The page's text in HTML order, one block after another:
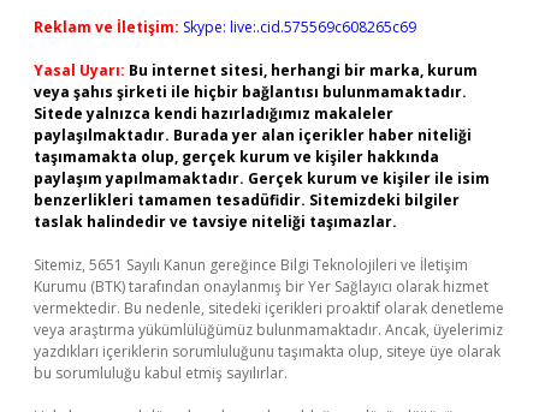
Reklam ve İletişim: Skype: live:.cid.575569c608265c69
Yasal Uyarı: Bu internet sitesi, herhangi bir marka, kurum
veya şahıs şirketi ile hiçbir bağlantısı bulunmamaktadır.
Sitede yalnızca kendi hazırladığımız makaleler
paylaşılmaktadır. Burada yer alan içerikler haber niteliği
taşımamakta olup, gerçek kurum ve kişiler hakkında
paylaşım yapılmamaktadır. Gerçek kurum ve kişiler ile isim
benzerlikleri tamamen tesadüfidir. Sitemizdeki bilgiler
taslak halindedir ve tavsiye niteliği taşımazlar.
Sitemiz, 5651 Sayılı Kanun gereğince Bilgi Teknolojileri ve İletişim
Kurumu (BTK) tarafından onaylanmış bir Yer Sağlayıcı olarak hizmet
vermektedir. Bu nedenle, sitedeki içerikleri proaktif olarak denetleme
veya araştırma yükümlülüğümüz bulunmamaktadır. Ancak, üyelerimiz
yazdıkları içeriklerin sorumluluğunu taşımakta olup, siteye üye olarak
bu sorumluluğu kabul etmiş sayılırlar.